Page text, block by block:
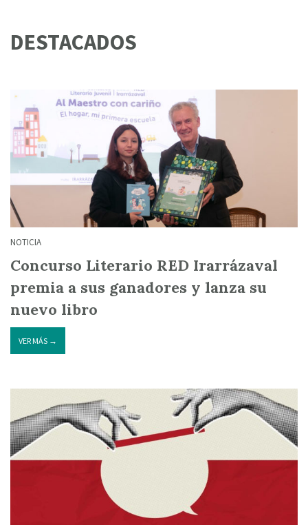
DESTACADOS
NOTICIA
Concurso Literario RED Irarrázaval
premia a sus ganadores y lanza su
nuevo libro
VER MÁS →